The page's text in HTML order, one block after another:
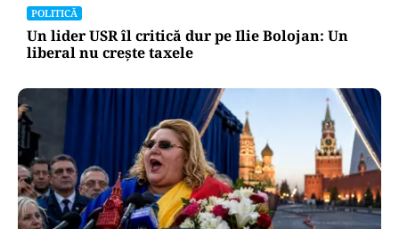
Alte Articole Importante